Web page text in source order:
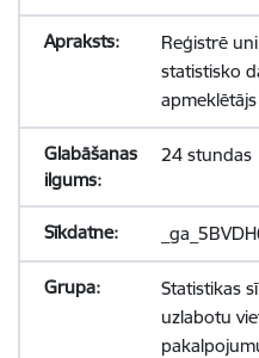
Reģistrē
statistisko
24 stundas
Statistikas
uzlabotu